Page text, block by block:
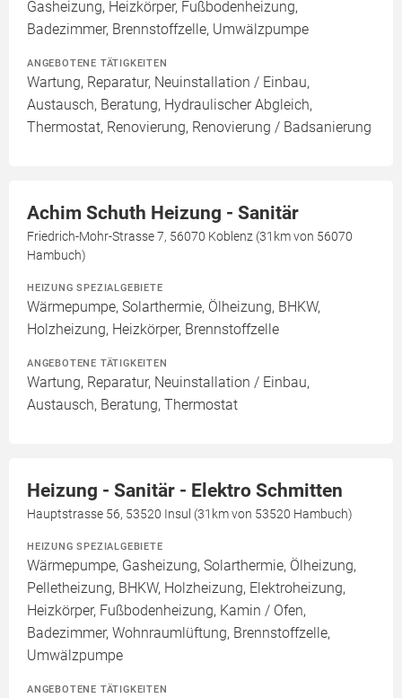
Gasheizung, Heizkörper, Fußbodenheizung,
Badezimmer, Brennstoffzelle, Umwälzpumpe
ANGEBOTENE TÄTIGKEITEN
Wartung, Reparatur, Neuinstallation / Einbau,
Austausch, Beratung, Hydraulischer Abgleich,
Thermostat, Renovierung, Renovierung / Badsanierung
Achim Schuth Heizung - Sanitär
Friedrich-Mohr-Strasse 7, 56070 Koblenz (31km von 56070
Hambuch)
HEIZUNG SPEZIALGEBIETE
Wärmepumpe, Solarthermie, Ölheizung, BHKW,
Holzheizung, Heizkörper, Brennstoffzelle
ANGEBOTENE TÄTIGKEITEN
Wartung, Reparatur, Neuinstallation / Einbau,
Austausch, Beratung, Thermostat
Heizung - Sanitär - Elektro Schmitten
Hauptstrasse 56, 53520 Insul (31km von 53520 Hambuch)
HEIZUNG SPEZIALGEBIETE
Wärmepumpe, Gasheizung, Solarthermie, Ölheizung,
Pelletheizung, BHKW, Holzheizung, Elektroheizung,
Heizkörper, Fußbodenheizung, Kamin / Ofen,
Badezimmer, Wohnraumlüftung, Brennstoffzelle,
Umwälzpumpe
ANGEBOTENE TÄTIGKEITEN